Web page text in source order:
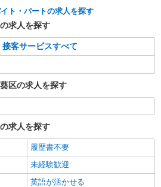
。・゜+゜
詳細を見る
ト・パートの求人を探す
求人を探す
接客サービスすべて
区の求人を探す
求人を探す
履歴書不要
未経験歓迎
英語が活かせる